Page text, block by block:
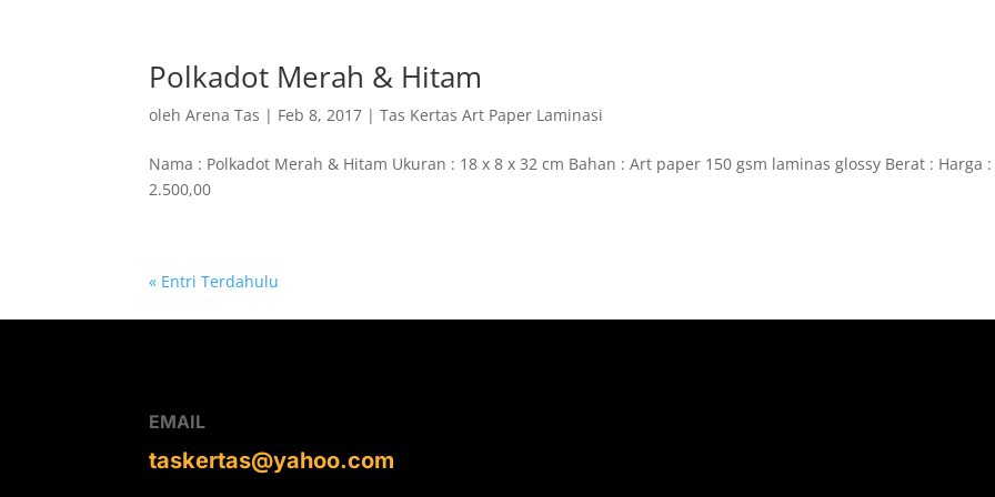
Polkadot Merah & Hitam
olehArena Tas | Feb 8, 2017 |Tas Kertas Art Paper Laminasi
Nama : Polkadot Merah & Hitam Ukuran : 18 x 8 x 32 cm Bahan : Art paper 150 gsm laminas glossy Berat : Harga :
2.500,00
« Entri Terdahulu
EMAIL
taskertas@yahoo.com